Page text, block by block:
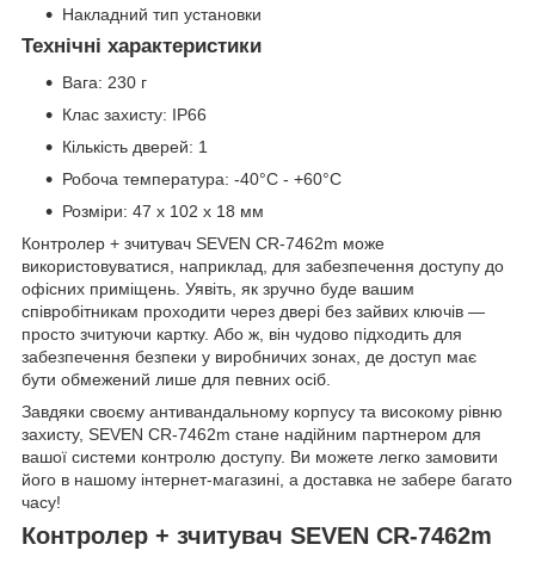
Накладний тип установки
Технічні характеристики
Вага: 230 г
Клас захисту: IP66
Кількість дверей: 1
Робоча температура: -40°С - +60°С
Розміри: 47 х 102 х 18 мм
Контролер + зчитувач SEVEN CR-7462m може
використовуватися, наприклад, для забезпечення доступу до
офісних приміщень. Уявіть, як зручно буде вашим
співробітникам проходити через двері без зайвих ключів —
просто зчитуючи картку. Або ж, він чудово підходить для
забезпечення безпеки у виробничих зонах, де доступ має
бути обмежений лише для певних осіб.
Завдяки своєму антивандальному корпусу та високому рівню
захисту, SEVEN CR-7462m стане надійним партнером для
вашої системи контролю доступу. Ви можете легко замовити
його в нашому інтернет-магазині, а доставка не забере багато
часу!
Контролер + зчитувач SEVEN CR-7462m